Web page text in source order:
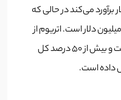
را 26.7 میلیارد دلار برآورد می‌کند در حالی که
این عدد برای شبکه سولانا برابر با 265 میلیون دلار است. اتریوم از
این نظر یکه تاز بزار ارزهای دیجیتال است و بیش از 50 درصد کل
داده است.